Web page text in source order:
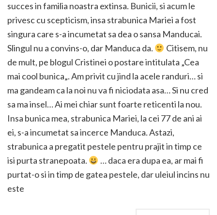
succes in familia noastra extinsa. Bunicii, si acum le
privesc cu scepticism, insa strabunica Mariei a fost
singura care s-a incumetat sa dea o sansa Manducai.
Slingul nu a convins-o, dar Manduca da.
Citisem, nu
de mult, pe blogul Cristinei o postare intitulata „Cea
mai cool bunica„. Am privit cu jind la acele randuri… si
ma gandeam ca la noi nu va fi niciodata asa… Si nu cred
sa ma insel… Ai mei chiar sunt foarte reticenti la nou.
Insa bunica mea, strabunica Mariei, la cei 77 de ani ai
ei, s-a incumetat sa incerce Manduca. Astazi,
strabunica a pregatit pestele pentru prajit in timp ce
isi purta stranepoata.
… daca era dupa ea, ar mai fi
purtat-o si in timp de gatea pestele, dar uleiul incins nu
este